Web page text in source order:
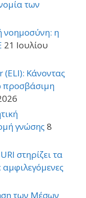
των
νοημοσύνη: η
21 Ιουλίου
Κάνοντας
προσβάσιμη
γνώσης 8
στηρίζει τα
των Μέσων